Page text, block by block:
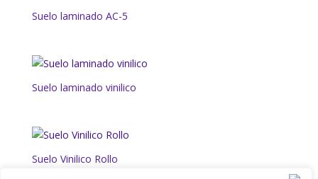
Suelo laminado AC-5
Suelo laminado vinilico
Suelo Vinilico Rollo